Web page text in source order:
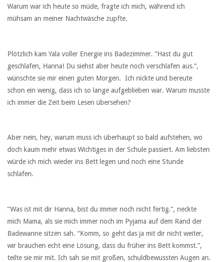
Warum war ich heute so müde, fragte ich mich, während ich
mühsam an meiner Nachtwäsche zupfte.
Plötzlich kam Yala voller Energie ins Badezimmer. “Hast du gut
geschlafen, Hanna! Du siehst aber heute noch verschlafen aus.”,
wünschte sie mir einen guten Morgen. Ich nickte und bereute
schon ein wenig, dass ich so lange aufgeblieben war. Warum musste
ich immer die Zeit beim Lesen übersehen?
Aber nein, hey, warum muss ich überhaupt so bald aufstehen, wo
doch kaum mehr etwas Wichtiges in der Schule passiert. Am liebsten
würde ich mich wieder ins Bett legen und noch eine Stunde
schlafen.
“Was ist mit dir Hanna, bist du immer noch nicht fertig.”, neckte
mich Mama, als sie mich immer noch im Pyjama auf dem Rand der
Badewanne sitzen sah. “Komm, so geht das ja mit dir nicht weiter,
wir brauchen echt eine Lösung, dass du früher ins Bett kommst.”,
teilte sie mir mit. Ich sah sie mit großen, schuldbewussten Augen an.